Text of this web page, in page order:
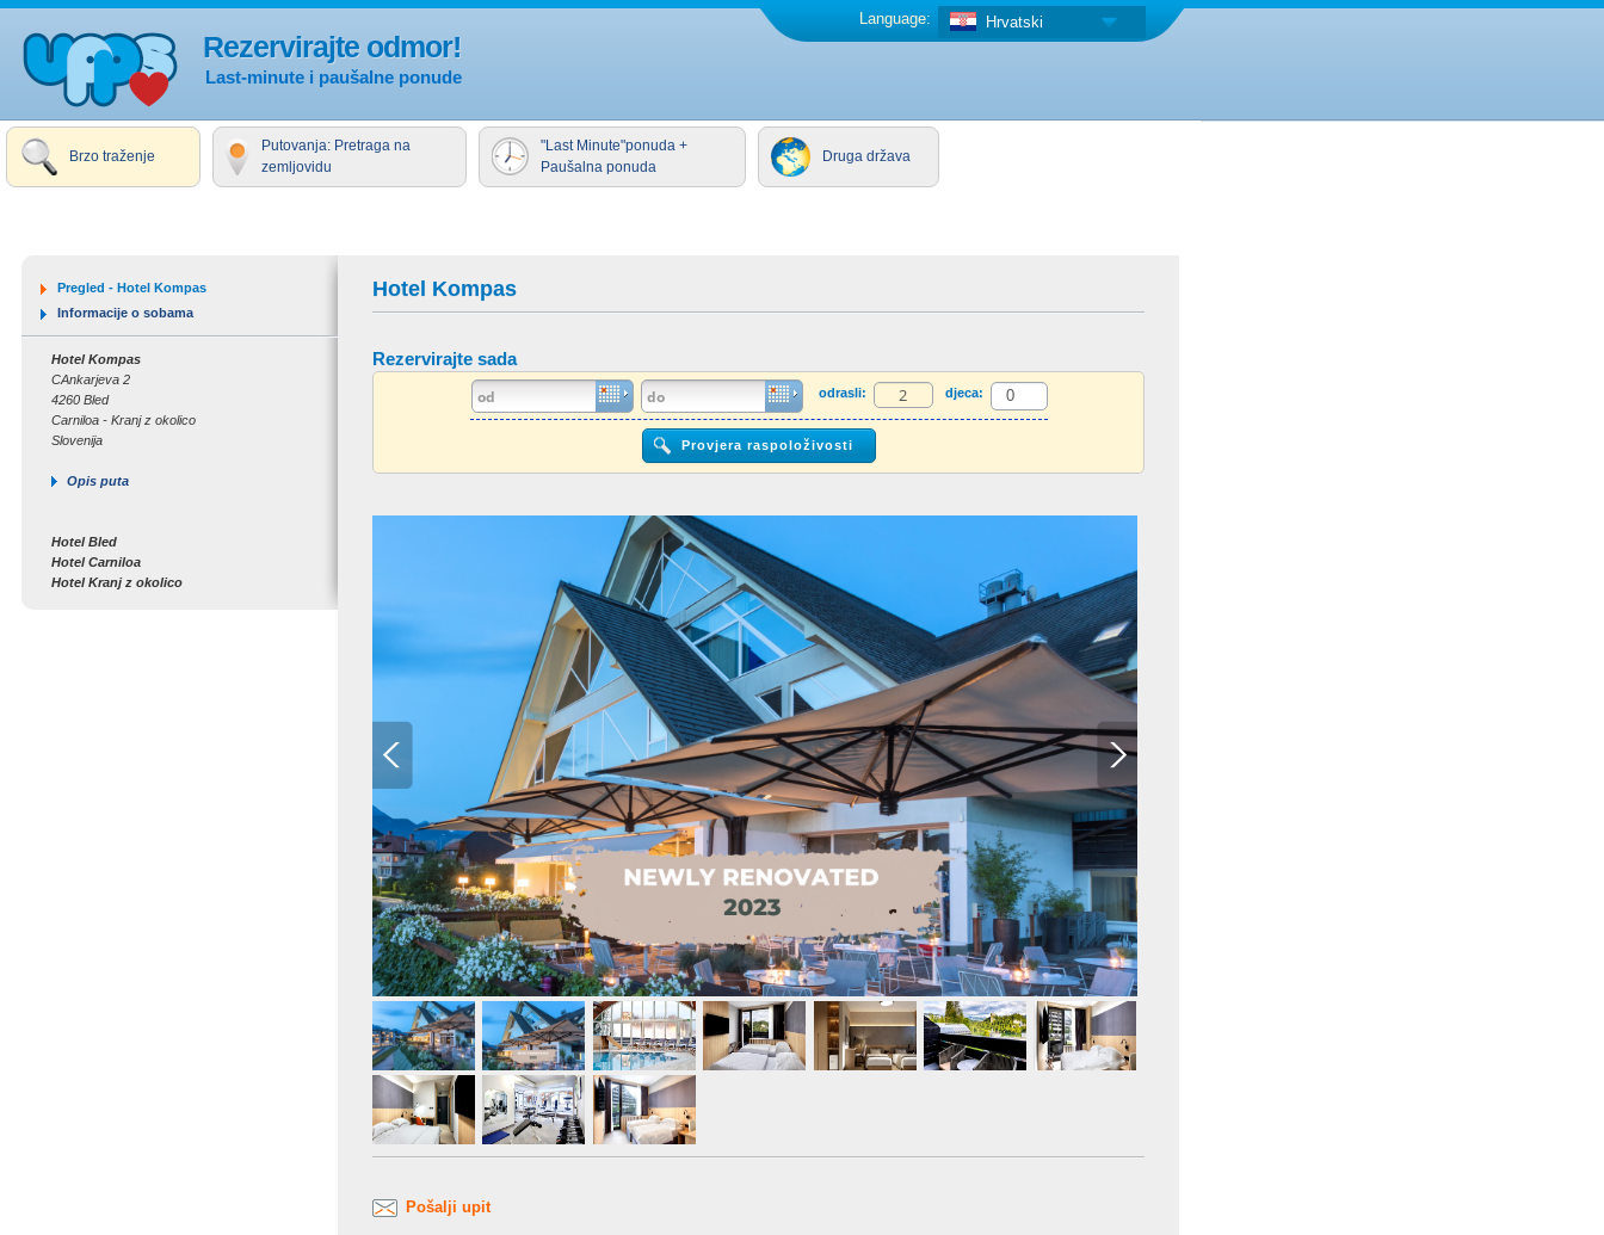
Rezervirajte odmor!
Last-minute i paušalne ponude
Hrvatski
Language:
Brzo traženje
Putovanja: Pretraga na
zemljovidu
"Last Minute"ponuda +
Paušalna ponuda
Druga država
Hotel Kompas
Rezervirajte sada
odrasli: djeca:
Pošalji upit
Pregled - Hotel Kompas
Informacije o sobama
Hotel Kompas
CAnkarjeva 2
4260 Bled
Carniloa - Kranj z okolico
Slovenija
Opis puta
Hotel Bled
Hotel Carniloa
Hotel Kranj z okolico